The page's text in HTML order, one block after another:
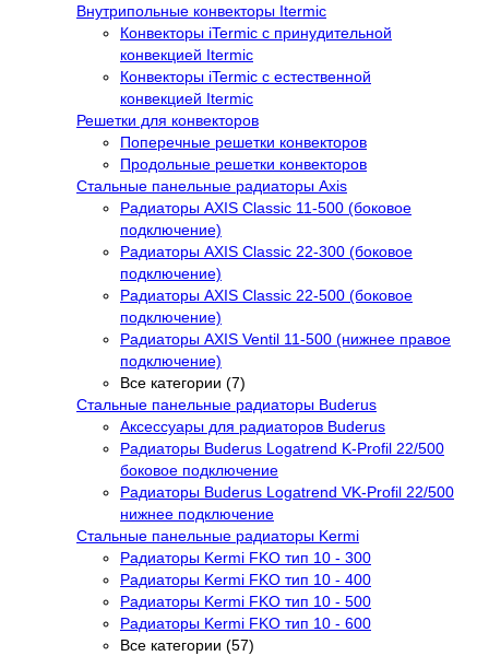
Внутрипольные конвекторы Itermic
Конвекторы iTermic c принудительной
конвекцией Itermic
Конвекторы iTermic с естественной
конвекцией Itermic
Решетки для конвекторов
Поперечные решетки конвекторов
Продольные решетки конвекторов
Стальные панельные радиаторы Axis
Радиаторы AXIS Classic 11-500 (боковое
подключение)
Радиаторы AXIS Classic 22-300 (боковое
подключение)
Радиаторы AXIS Classic 22-500 (боковое
подключение)
Радиаторы AXIS Ventil 11-500 (нижнее правое
подключение)
Все категории (7)
Стальные панельные радиаторы Buderus
Аксессуары для радиаторов Buderus
Радиаторы Buderus Logatrend K-Profil 22/500
боковое подключение
Радиаторы Buderus Logatrend VK-Profil 22/500
нижнее подключение
Стальные панельные радиаторы Kermi
Радиаторы Kermi FKO тип 10 - 300
Радиаторы Kermi FKO тип 10 - 400
Радиаторы Kermi FKO тип 10 - 500
Радиаторы Kermi FKO тип 10 - 600
Все категории (57)